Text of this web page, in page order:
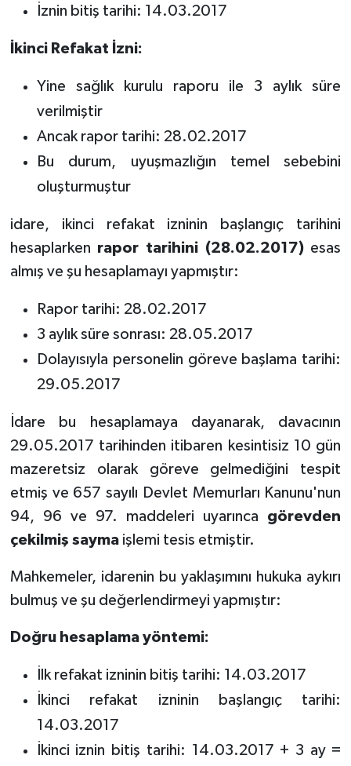
İznin bitiş tarihi: 14.03.2017
İkinci Refakat İzni:
Yine sağlık kurulu raporu ile 3 aylık süre
verilmiştir
Ancak rapor tarihi: 28.02.2017
Bu durum, uyuşmazlığın temel sebebini
oluşturmuştur
idare, ikinci refakat izninin başlangıç tarihini
hesaplarken rapor tarihini (28.02.2017)esas
almış ve şu hesaplamayı yapmıştır:
Rapor tarihi: 28.02.2017
3 aylık süre sonrası: 28.05.2017
Dolayısıyla personelin göreve başlama tarihi:
29.05.2017
İdare bu hesaplamaya dayanarak, davacının
29.05.2017 tarihinden itibaren kesintisiz 10 gün
mazeretsiz olarak göreve gelmediğini tespit
etmiş ve 657 sayılı Devlet Memurları Kanunu'nun
94, 96 ve 97. maddeleri uyarınca görevden
çekilmiş saymaişlemi tesis etmiştir.
Mahkemeler, idarenin bu yaklaşımını hukuka aykırı
bulmuş ve şu değerlendirmeyi yapmıştır:
Doğru hesaplama yöntemi:
İlk refakat izninin bitiş tarihi: 14.03.2017
İkinci refakat izninin başlangıç tarihi:
14.03.2017
İkinci iznin bitiş tarihi: 14.03.2017 + 3 ay =